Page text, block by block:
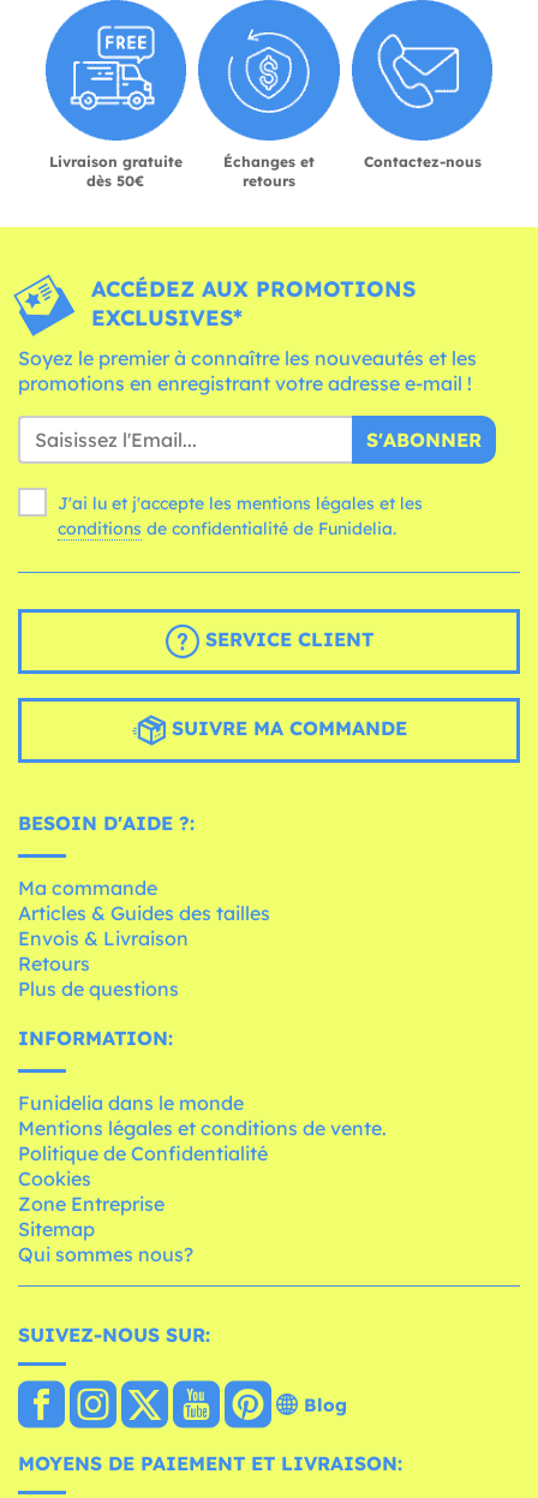
Livraison gratuite
dès 50€
Échanges et
retours
Contactez-nous
ACCÉDEZ AUX PROMOTIONS
EXCLUSIVES*
Soyez le premier à connaître les nouveautés et les
promotions en enregistrant votre adresse e-mail !
S'ABONNER
J'ai lu et j'accepte les mentions légales et les
conditions de confidentialité de Funidelia.
SERVICE CLIENT
SUIVRE MA COMMANDE
BESOIN D'AIDE ?:
Ma commande
Articles & Guides des tailles
Envois & Livraison
Retours
Plus de questions
INFORMATION:
Funidelia dans le monde
Mentions légales et conditions de vente.
Politique de Confidentialité
Cookies
Zone Entreprise
Sitemap
Qui sommes nous?
SUIVEZ-NOUS SUR:
Blog
MOYENS DE PAIEMENT ET LIVRAISON: